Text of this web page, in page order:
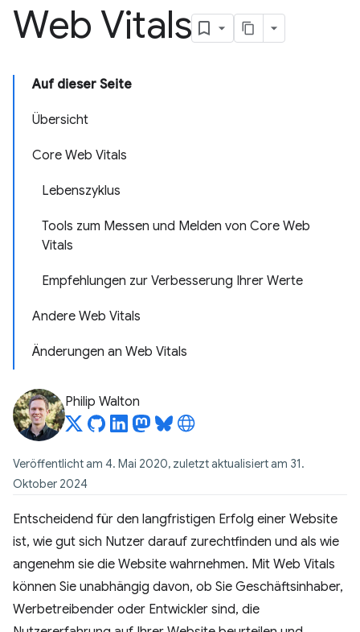
Web Vitals
Auf dieser Seite
Übersicht
Core Web Vitals
Lebenszyklus
Tools zum Messen und Melden von Core Web
Vitals
Empfehlungen zur Verbesserung Ihrer Werte
Andere Web Vitals
Änderungen an Web Vitals
Philip Walton
Veröffentlicht am 4. Mai 2020, zuletzt aktualisiert am 31.
Oktober 2024
Entscheidend für den langfristigen Erfolg einer Website
ist, wie gut sich Nutzer darauf zurechtfinden und als wie
angenehm sie die Website wahrnehmen. Mit Web Vitals
können Sie unabhängig davon, ob Sie Geschäftsinhaber,
Werbetreibender oder Entwickler sind, die